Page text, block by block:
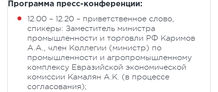
Программа пресс-конференции:
12.00 – 12.20 – приветственное слово,
спикеры: Заместитель министра
промышленности и торговли РФ Каримов
А.А., член Коллегии (министр) по
промышленности и агропромышленному
комплексу Евразийской экономической
комиссии Камалян А.К. (в процессе
согласования);